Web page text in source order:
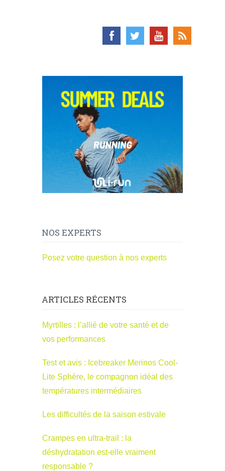
NOS EXPERTS
Posez votre question à nos experts
ARTICLES RÉCENTS
Myrtilles : l’allié de votre santé et de
vos performances
Test et avis : Icebreaker Merinos Cool-
Lite Sphère, le compagnon idéal des
températures intermédiaires
Les difficultés de la saison estivale
Crampes en ultra-trail : la
déshydratation est-elle vraiment
responsable ?